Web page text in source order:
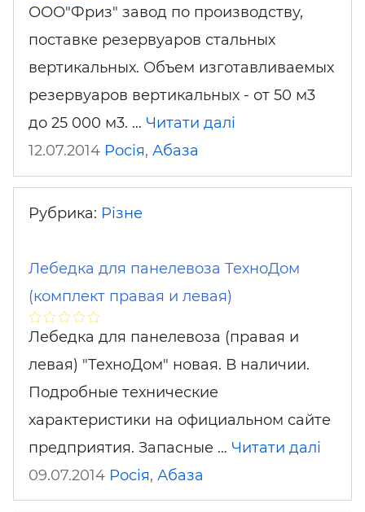
ООО"Фриз" завод по производству,
поставке резервуаров стальных
вертикальных. Объем изготавливаемых
резервуаров вертикальных - от 50 м3
до 25 000 м3. … Читати далі
12.07.2014 Росія, Абаза
Рубрика: Різне
Лебедка для панелевоза ТехноДом
(комплект правая и левая)
Лебедка для панелевоза (правая и
левая) "ТехноДом" новая. В наличии.
Подробные технические
характеристики на официальном сайте
предприятия. Запасные … Читати далі
09.07.2014 Росія, Абаза